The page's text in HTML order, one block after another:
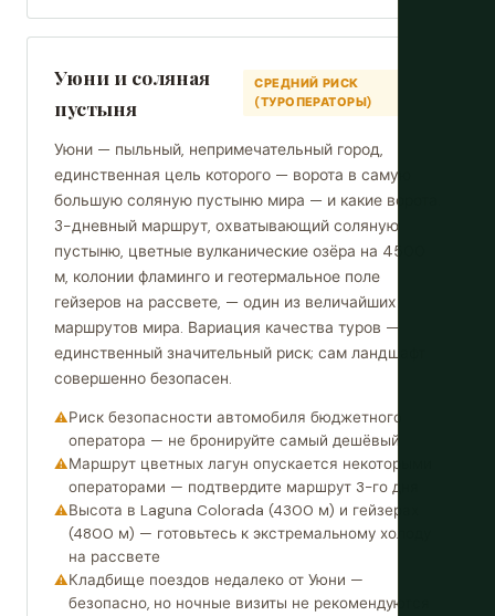
Уюни и соляная
пустыня
СРЕДНИЙ РИСК
(ТУРОПЕРАТОРЫ)
Уюни — пыльный, непримечательный город,
единственная цель которого — ворота в самую
большую соляную пустыню мира — и какие ворота.
3-дневный маршрут, охватывающий соляную
пустыню, цветные вулканические озёра на 4500
м, колонии фламинго и геотермальное поле
гейзеров на рассвете, — один из величайших
маршрутов мира. Вариация качества туров —
единственный значительный риск; сам ландшафт
совершенно безопасен.
Риск безопасности автомобиля бюджетного
оператора — не бронируйте самый дешёвый
Маршрут цветных лагун опускается некоторыми
операторами — подтвердите маршрут 3-го дня
Высота в Laguna Colorada (4300 м) и гейзерах
(4800 м) — готовьтесь к экстремальному холоду
на рассвете
Кладбище поездов недалеко от Уюни —
безопасно, но ночные визиты не рекомендуются